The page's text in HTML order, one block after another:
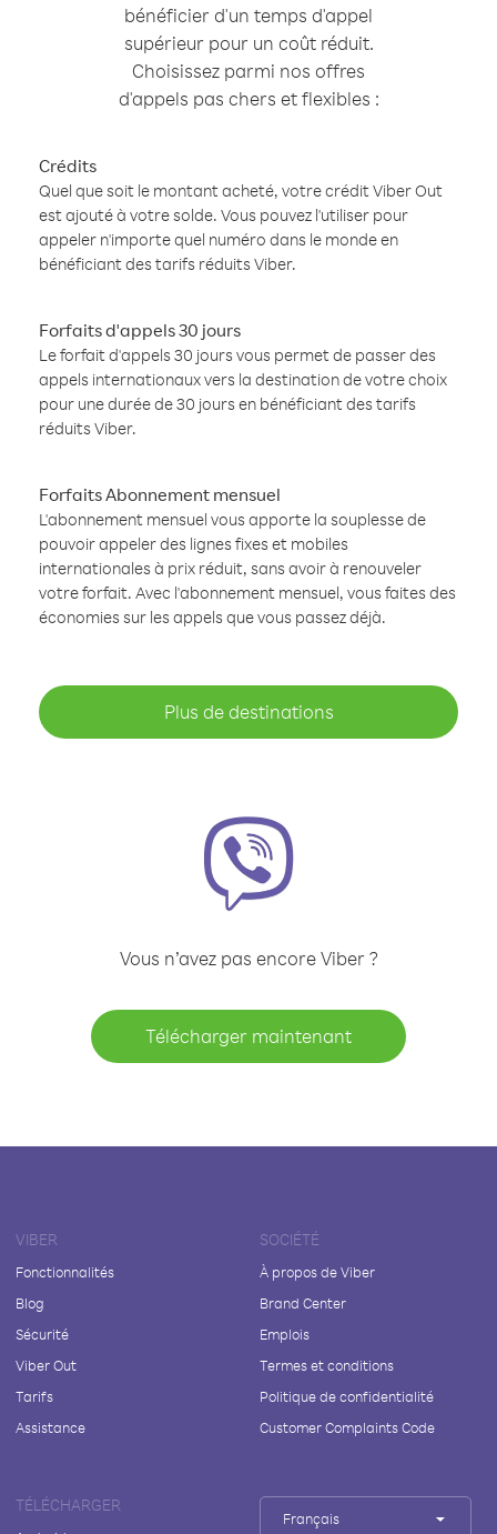
bénéficier d'un temps d'appel
supérieur pour un coût réduit.
Choisissez parmi nos offres
d'appels pas chers et flexibles :
Crédits
Quel que soit le montant acheté, votre crédit Viber Out
est ajouté à votre solde. Vous pouvez l'utiliser pour
appeler n'importe quel numéro dans le monde en
bénéficiant des tarifs réduits Viber.
Forfaits d'appels 30 jours
Le forfait d'appels 30 jours vous permet de passer des
appels internationaux vers la destination de votre choix
pour une durée de 30 jours en bénéficiant des tarifs
réduits Viber.
Forfaits Abonnement mensuel
L'abonnement mensuel vous apporte la souplesse de
pouvoir appeler des lignes fixes et mobiles
internationales à prix réduit, sans avoir à renouveler
votre forfait. Avec l'abonnement mensuel, vous faites des
économies sur les appels que vous passez déjà.
Plus de destinations
Vous n’avez pas encore Viber ?
Télécharger maintenant
VIBER
Fonctionnalités
Blog
Sécurité
Viber Out
Tarifs
Assistance
SOCIÉTÉ
À propos de Viber
Brand Center
Emplois
Termes et conditions
Politique de confidentialité
Customer Complaints Code
TÉLÉCHARGER
Français